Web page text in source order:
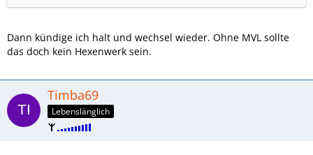
Dann kündige ich halt und wechsel wieder. Ohne MVL sollte
das doch kein Hexenwerk sein.
Timba69
Lebenslänglich